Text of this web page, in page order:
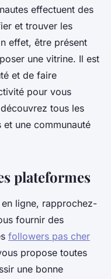
: L'allié
votre
effectuent des
et trouver les
effet, être présent
une vitrine. Il est
et de faire
pour vous
tous les
une communauté
plateformes
ligne, rapprochez-
fournir des
followers pas cher
propose toutes
une bonne